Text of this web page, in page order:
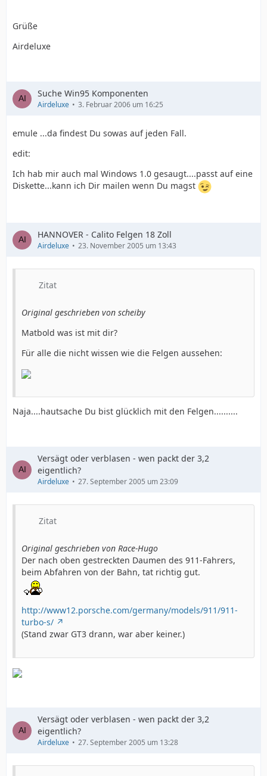
Grüße
Airdeluxe
Suche Win95 Komponenten
Airdeluxe 3. Februar 2006 um 16:25
emule ...da findest Du sowas auf jeden Fall.
edit:
Ich hab mir auch mal Windows 1.0 gesaugt....passt auf eine
Diskette...kann ich Dir mailen wenn Du magst
HANNOVER - Calito Felgen 18 Zoll
Airdeluxe 23. November 2005 um 13:43
Zitat
Original geschrieben von scheiby
Matbold was ist mit dir?
Für alle die nicht wissen wie die Felgen aussehen:
Naja....hautsache Du bist glücklich mit den Felgen..........
Versägt oder verblasen - wen packt der 3,2
eigentlich?
Airdeluxe 27. September 2005 um 23:09
Zitat
Original geschrieben von Race-Hugo
Der nach oben gestreckten Daumen des 911-Fahrers,
beim Abfahren von der Bahn, tat richtig gut.
http://www12.porsche.com/germany/models/911/911-
turbo-s/
(Stand zwar GT3 drann, war aber keiner.)
Versägt oder verblasen - wen packt der 3,2
eigentlich?
Airdeluxe 27. September 2005 um 13:28